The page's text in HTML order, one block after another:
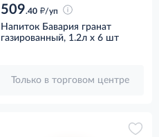
509.40 д/уп
Напиток Бавария гранат
газированный, 1.2л x 6 шт
Только в торговом центре